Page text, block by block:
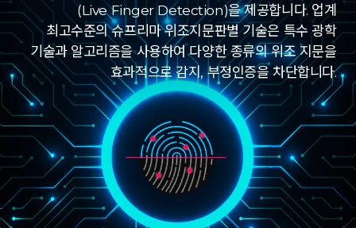
(Live Finger Detection)을 제공합니다. 업계
최고수준의 슈프리마 위조지문판별 기술은 특수 광학
기술과 알고리즘을 사용하여 다양한 종류의 위조 지문을
효과적으로 감지, 부정인증을 차단합니다.